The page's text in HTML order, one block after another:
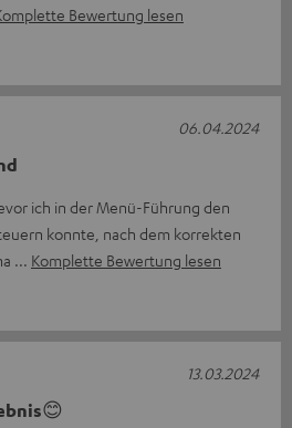
Bewertung lesen
ich in der Menü-Führung den
konnte, nach dem korrekten
Komplette Bewertung lesen
06.04.2024
13.03.2024